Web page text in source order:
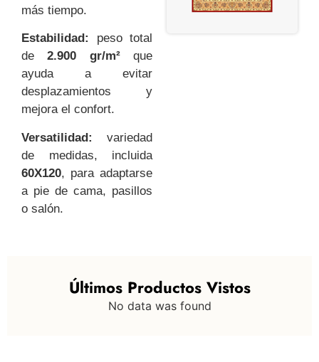
más tiempo.
Estabilidad:
peso total
de2.900 gr/m²que
ayuda a evitar
desplazamientos y
mejora el confort.
Versatilidad:
variedad
de medidas, incluida
60X120, para adaptarse
a pie de cama, pasillos
o salón.
Últimos Productos Vistos
No data was found